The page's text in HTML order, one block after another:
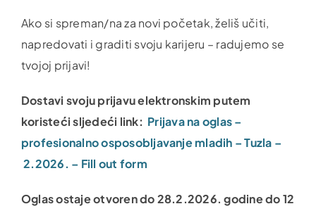
Ako si spreman/na za novi početak, želiš učiti,
napredovati i graditi svoju karijeru – radujemo se
tvojoj prijavi!
Dostavi svoju prijavu elektronskim putem
koristeći sljedeći link: Prijava na oglas –
profesionalno osposobljavanje mladih – Tuzla –
2.2026. – Fill out form
Oglas ostaje otvoren do 28.2.2026. godine do 12